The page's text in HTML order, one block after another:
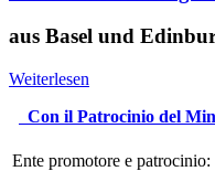
aus Basel und
Weiterlesen
Con il Patrocinio del
Ente promotore e patrocinio: